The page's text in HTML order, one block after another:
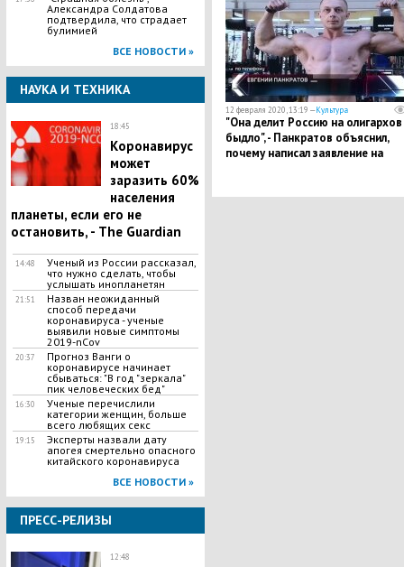
Александра Солдатова
подтвердила, что страдает
булимией
ВСЕ НОВОСТИ »
НАУКА И ТЕХНИКА
18:45
Коронавирус
может
заразить 60%
населения
планеты, если его не
остановить, - The Guardian
14:48
Ученый из России рассказал,
что нужно сделать, чтобы
услышать инопланетян
21:51
Назван неожиданный
способ передачи
коронавируса - ученые
выявили новые симптомы
2019-nCov
20:37
Прогноз Ванги о
коронавирусе начинает
сбываться: "В год "зеркала"
пик человеческих бед"
16:30
Ученые перечислили
категории женщин, больше
всего любящих секс
19:15
Эксперты назвали дату
апогея смертельно опасного
китайского коронавируса
ВСЕ НОВОСТИ »
ПРЕСС-РЕЛИЗЫ
12:48
12 февраля 2020, 13:19 —Культура
​"Она делит Россию на олигархов
быдло", - Панкратов объяснил,
почему написал заявление на